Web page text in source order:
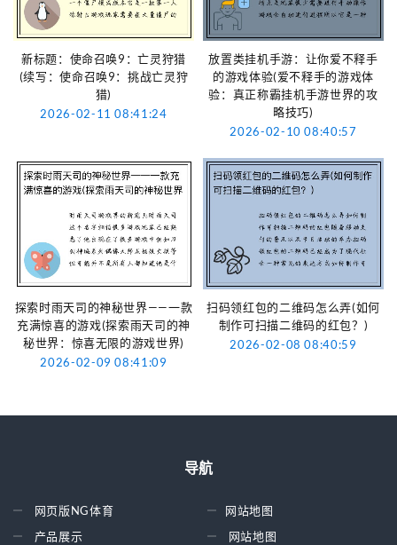
新标题：使命召唤9：亡灵狩猎
(续写：使命召唤9：挑战亡灵狩
猎)
2026-02-11 08:41:24
放置类挂机手游：让你爱不释手
的游戏体验(爱不释手的游戏体
验：真正称霸挂机手游世界的攻
略技巧)
2026-02-10 08:40:57
探索时雨天司的神秘世界——一款
充满惊喜的游戏(探索雨天司的神
秘世界：惊喜无限的游戏世界)
2026-02-09 08:41:09
扫码领红包的二维码怎么弄(如何
制作可扫描二维码的红包？)
2026-02-08 08:40:59
导航
网页版NG体育
产品展示
网站地图
网站地图